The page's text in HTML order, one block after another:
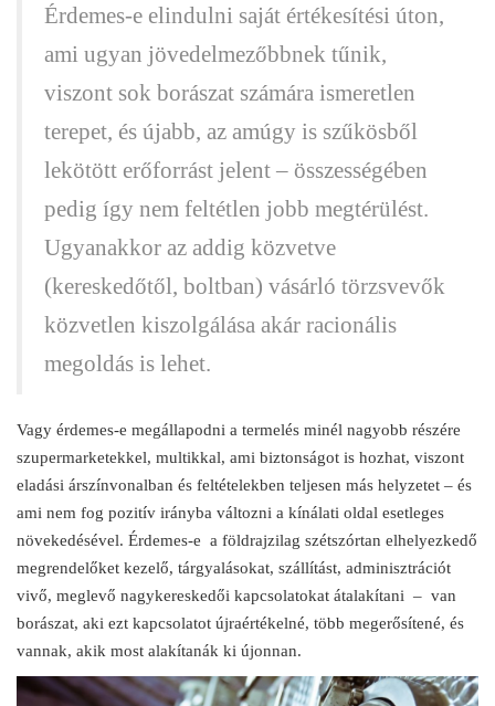
Érdemes-e elindulni saját értékesítési úton,
ami ugyan jövedelmezőbbnek tűnik,
viszont sok borászat számára ismeretlen
terepet, és újabb, az amúgy is szűkösből
lekötött erőforrást jelent – összességében
pedig így nem feltétlen jobb megtérülést.
Ugyanakkor az addig közvetve
(kereskedőtől, boltban) vásárló törzsvevők
közvetlen kiszolgálása akár racionális
megoldás is lehet.
Vagy érdemes-e megállapodni a termelés minél nagyobb részére
szupermarketekkel, multikkal, ami biztonságot is hozhat, viszont
eladási árszínvonalban és feltételekben teljesen más helyzetet – és
ami nem fog pozitív irányba változni a kínálati oldal esetleges
növekedésével. Érdemes-e a földrajzilag szétszórtan elhelyezkedő
megrendelőket kezelő, tárgyalásokat, szállítást, adminisztrációt
vivő, meglevő nagykereskedői kapcsolatokat átalakítani – van
borászat, aki ezt kapcsolatot újraértékelné, több megerősítené, és
vannak, akik most alakítanák ki újonnan.